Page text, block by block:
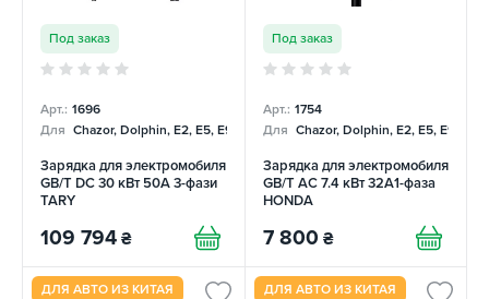
Под заказ
Арт.: 1696
Для Chazor, Dolphin, E2, E5, E9, Mercedes
Зарядка для электромобиля
GB/T DC 30 кВт 50А 3-фази
TARY
109 794 ₴
Под заказ
Арт.: 1754
Для Chazor, Dolphin, E2, E5, E9,
Зарядка для электромобиля
GB/T AC 7.4 кВт 32A1-фаза
HONDA
7 800 ₴
ДЛЯ АВТО ИЗ КИТАЯ ДЛЯ АВТО ИЗ КИТАЯ